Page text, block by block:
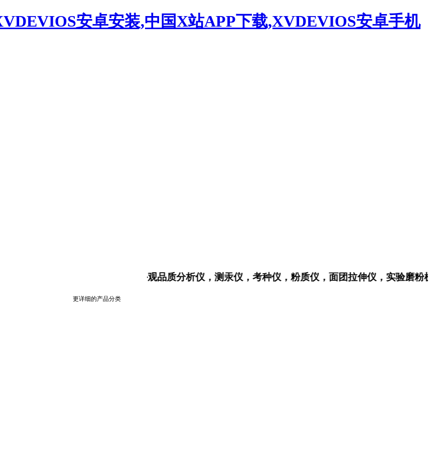
安卓安装,中国X站APP下载,XVDEVIOS安卓手机
大米食味计，大米外观品质分析仪，测汞仪，考种仪，粉质仪，面团拉伸仪，实验磨粉机
更详细的产品分类